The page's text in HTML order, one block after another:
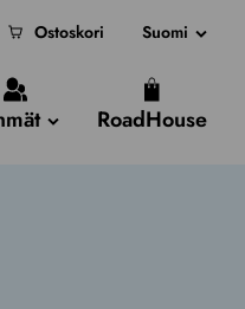
Ostoskori Suomi
RoadHouse